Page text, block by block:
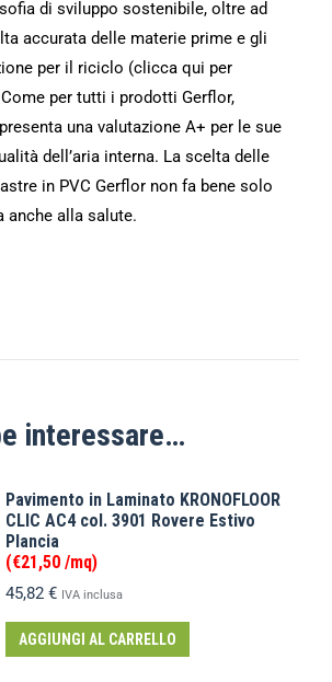
di sviluppo sostenibile, oltre ad
accurata delle materie prime e gli
per il riciclo (clicca qui per
per tutti i prodotti Gerflor,
una valutazione A+ per le sue
dell’aria interna. La scelta delle
in PVC Gerflor non fa bene solo
anche alla salute.
interessare…
Pavimento in Laminato KRONOFLOOR
CLIC AC4 col. 3901 Rovere Estivo
Plancia
(€21,50 /mq)
45,82 € IVA inclusa
AGGIUNGI AL CARRELLO